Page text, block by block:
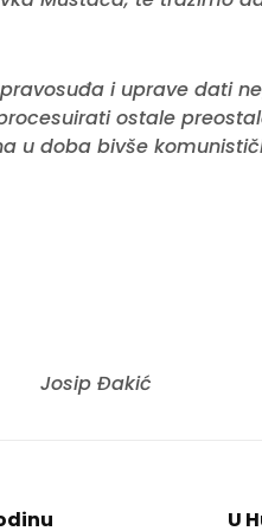
i uprave dati
ostale
u doba bivše
U